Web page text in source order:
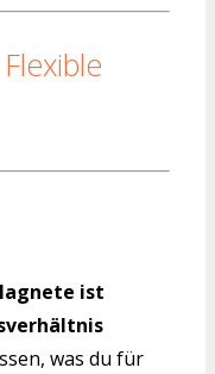
ist
was du für